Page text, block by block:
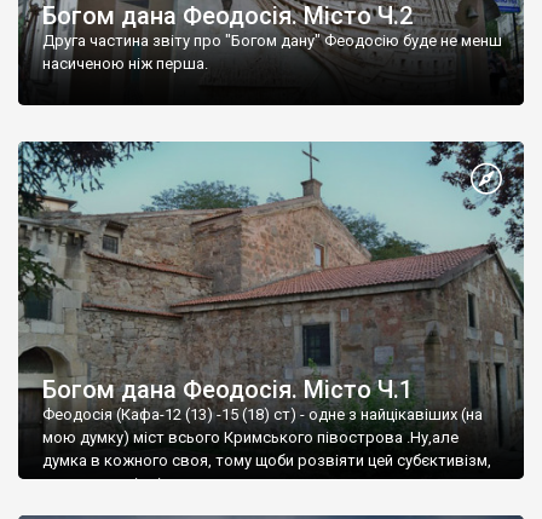
Богом дана Феодосія. Місто Ч.2
Друга частина звіту про "Богом дану" Феодосію буде не менш
насиченою ніж перша.
Богом дана Феодосія. Місто Ч.1
Феодосія (Кафа-12 (13) -15 (18) ст) - одне з найцікавіших (на
мою думку) міст всього Кримського півострова .Ну,але
думка в кожного своя, тому щоби розвіяти цей субєктивізм,
запрошую відвідати це